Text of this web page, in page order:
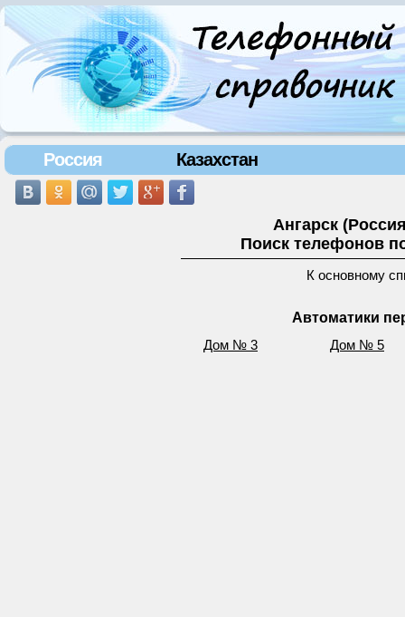
Россия Казахстан
Ангарск
Поиск телефонов
К основному
Автоматики
Дом № 3 Дом № 5